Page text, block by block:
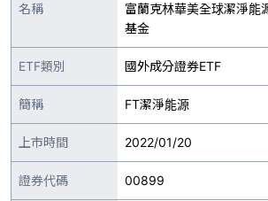
名稱
富蘭克林華美全球潔淨能
基金
ETF類別 國外成分證券ETF
簡稱 FT潔淨能源
上市時間 2022/01/20
證券代碼 00899